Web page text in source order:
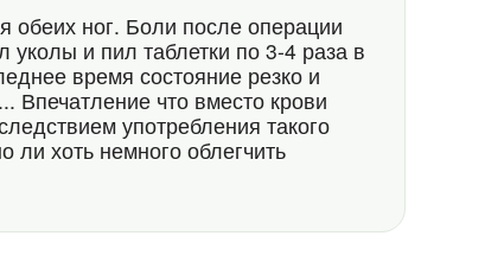
обеих ног. Боли после операции
и пил таблетки по 3-4 раза в
время состояние резко и
Впечатление что вместо крови
употребления такого
ли хоть немного облегчить